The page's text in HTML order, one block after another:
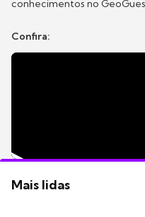
conhecimentos no
Confira:
Mais lidas